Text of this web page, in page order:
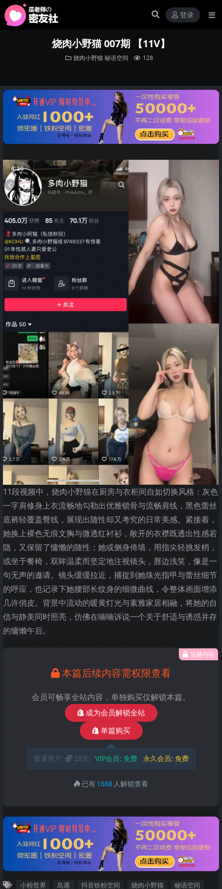
登录
烧肉小野猫 007期 【11V】
烧肉小野猫 秘语空间 128
11段视频中，烧肉小野猫在厨房与衣柜间自如切换风格：灰色
一字肩修身上衣流畅地勾勒出优雅锁骨与流畅肩线，黑色蕾丝
底裤轻覆盖臀线，展现出随性却又考究的日常美感。紧接着，
她换上裸色无痕文胸与微透红衬衫，敞开的衣襟既透出性感若
隐，又保留了慵懒的随性；她或侧身倚墙，用指尖轻挑发梢，
或坐于餐椅，双眸温柔而坚定地注视镜头，唇边浅笑，像是一
句无声的邀请。镜头缓缓拉近，捕捉到她珠光指甲与蕾丝细节
的呼应，也记录下她腰部长纹身的细微曲线，令整体画面增添
几许俏皮。背景中流动的暖黄灯光与素雅家居相融，将她的自
信与静美同时照亮，仿佛在喃喃诉说一个关于舒适与诱惑并存
的慵懒午后。
隐藏内容
本篇后续内容需权限查看
会员可畅享全站内容，单独购买仅解锁本篇。
成为会员解锁全站
单篇购买
普通用户: 28元 VIP会员: 免费 永久会员: 免费
已有1668 人解锁查看
小粉世界 岛遇 抖音铁粉空间 烧肉小野猫 秘语空间